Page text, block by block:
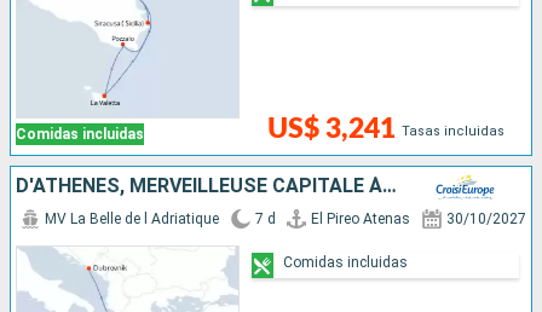
Comidas incluidas US$ 3,241 Tasas incluidas
D'ATHÈNES, MERVEILLEUSE CAPITALE À DUBROVNIK, PERLE DE L'ADRIATIQUE (FORMULE PORT-PORT)
MV La Belle de l Adriatique 7 d El Pireo Atenas 30/10/2027
Comidas incluidas